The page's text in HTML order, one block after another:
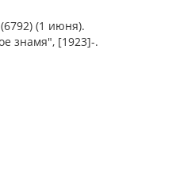
(1 июня).
знамя", [1923]-.